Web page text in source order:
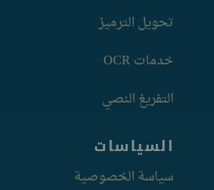
تحويل الترميز
خدمات OCR
التفريغ النصي
السياسات
سياسة الخصوصية